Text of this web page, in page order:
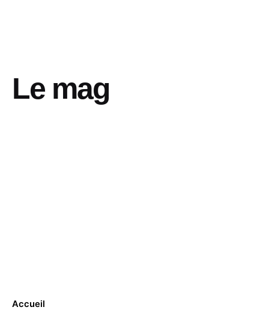
Le mag
Accueil